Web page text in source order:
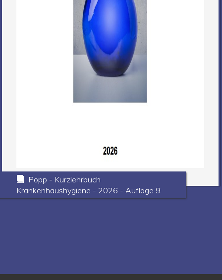
Popp - Kurzlehrbuch
Krankenhaushygiene - 2026 - Auflage 9